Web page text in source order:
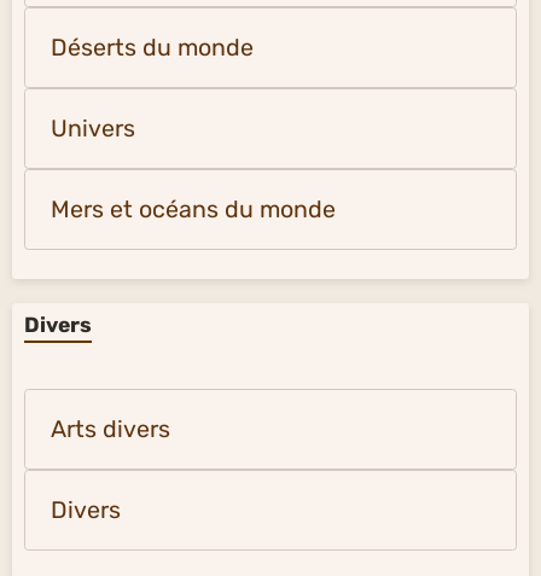
Déserts du monde
Univers
Mers et océans du monde
Divers
Arts divers
Divers